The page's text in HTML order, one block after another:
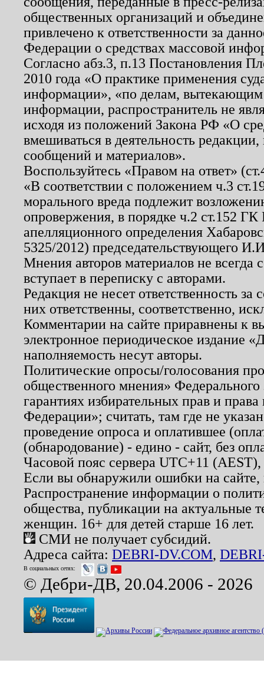
общественных организаций и
привлечено к ответственности за
Федерации о средствах массовой
Согласно абз.3, п.13 Постановления
2010 года «О практике применения
информации», «по делам, вытекающим
информации, распространитель не
исходя из положений Закона РФ «О
вмешиваться в деятельность
сообщений и материалов».
Воспользуйтесь «Правом на ответ»
«В соответствии с положением ч.3
морального вреда подлежит
опровержения, в порядке ч.2 ст.152
апелляционного определения
5325/2012) председательствующего
Мнения авторов материалов не
вступает в переписку с авторами.
Редакция не несет ответственность
них ответственны, соответственно,
Комментарии на сайте приравнены к
электронное периодическое издание
наполняемость несут авторы.
Политические опросы/голосования
общественного мнения»
гарантиях избирательных прав и
Федерации»; считать, там где не
проведение опроса и оплатившее
(обнародование) - едино - сайт, без
Часовой пояс сервера UTC+11
Если вы обнаружили ошибки на
Распространение информации о
общества, публикации на актуальные
женщин. 16+ для детей старше 16 лет.
СМИ не получает субсидий.
Адреса сайта: DEBRI-DV.COM,
В социальных сетях:
© Дебри-ДВ, 20.04.2006 - 2026